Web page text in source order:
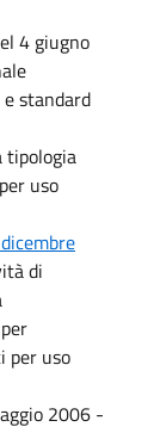
4 giugno
standard
uso
di
per uso
2006 -